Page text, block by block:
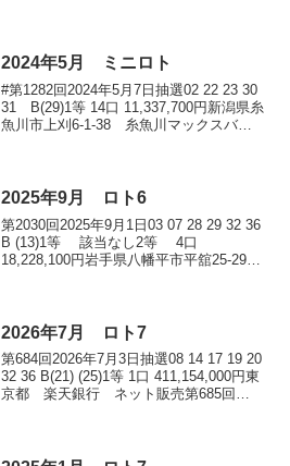
2024年5月 ミニロト
#第1282回2024年5月7日抽選02 22 23 30
31 B(29)1等 14口 11,337,700円新潟県糸
魚川市上刈6-1-38 糸魚川マックスバリ
2025年9月 ロト6
第2030回2025年9月1日03 07 28 29 32 36
B (13)1等 該当なし2等 4口
18,228,100円岩手県八幡平市平舘25-293-
2026年7月 ロト7
第684回2026年7月3日抽選08 14 17 19 20
32 36 B(21) (25)1等 1口 411,154,000円東
京都 楽天銀行 ネット販売第685回